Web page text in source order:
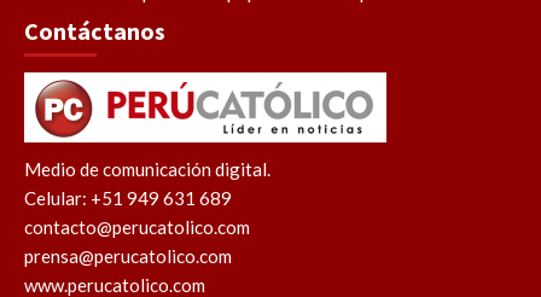
Contáctanos
Medio de comunicación digital.
Celular: +51 949 631 689
contacto@perucatolico.com
prensa@perucatolico.com
www.perucatolico.com